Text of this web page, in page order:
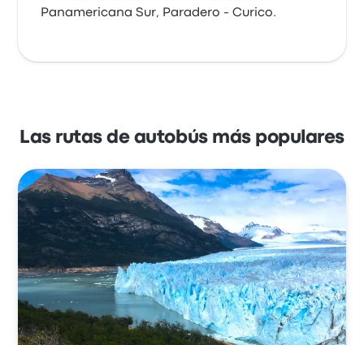
Panamericana Sur, Paradero - Curico.
Las rutas de autobús más populares